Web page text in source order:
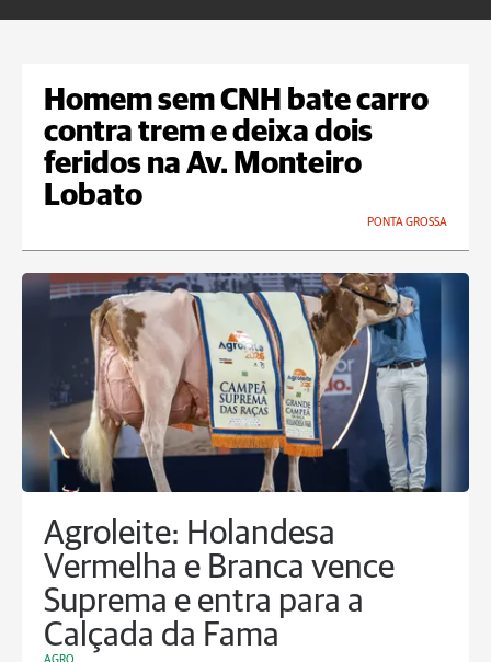
Homem sem CNH bate carro
contra trem e deixa dois
feridos na Av. Monteiro
Lobato
PONTA GROSSA
Agroleite: Holandesa
Vermelha e Branca vence
Suprema e entra para a
Calçada da Fama
AGRO